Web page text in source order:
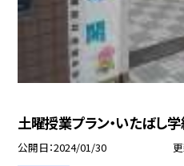
土曜授業プラン・いたばし
公開日 2024/01/30